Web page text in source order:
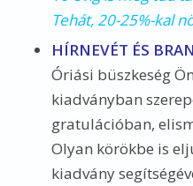
Tehát, 20-25%-kal
HÍRNEVÉT ÉS
Óriási büszkeség
kiadványban
gratulációban,
Olyan körökbe is
kiadvány